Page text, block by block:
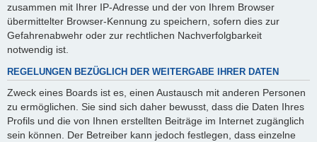
zusammen mit Ihrer IP-Adresse und der von Ihrem Browser
übermittelter Browser-Kennung zu speichern, sofern dies zur
Gefahrenabwehr oder zur rechtlichen Nachverfolgbarkeit
notwendig ist.
REGELUNGEN BEZÜGLICH DER WEITERGABE IHRER DATEN
Zweck eines Boards ist es, einen Austausch mit anderen Personen
zu ermöglichen. Sie sind sich daher bewusst, dass die Daten Ihres
Profils und die von Ihnen erstellten Beiträge im Internet zugänglich
sein können. Der Betreiber kann jedoch festlegen, dass einzelne